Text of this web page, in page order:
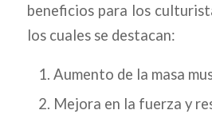
beneficios para los
los cuales se destacan:
Aumento de la masa
Mejora en la fuerza y